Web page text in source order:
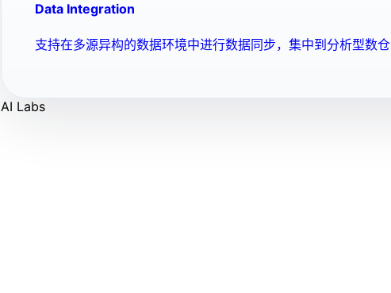
Data Integration
支持在多源异构的数据环境中进行数据同步，集中到分析型数仓
AI Labs